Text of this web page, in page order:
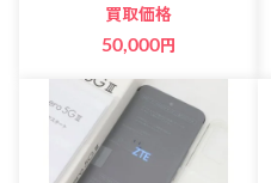
買取価格
50,000円